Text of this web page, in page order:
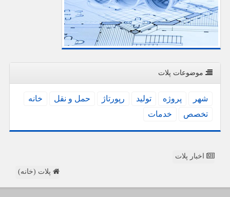
موضوعات پلات
شهر پروژه تولید رپورتاژ حمل و نقل
خانه
تخصص
خدمات
اخبار پلات
پلات (خانه)